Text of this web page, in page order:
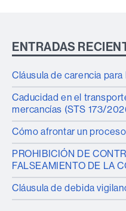
ENTRADAS
Cláusula de carencia
Caducidad en el
mercancías (STS 173/
Cómo afrontar un
PROHIBICIÓN DE
FALSEAMIENTO DE LA
Cláusula de debida